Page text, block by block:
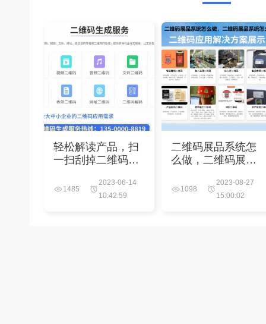
轻松解读产品，扫
一扫刮掉二维码解
1485
2023-06-14
10:42:59
二维码展品系统怎
么做，二维码展品
1098
2023-08-27
15:00:02